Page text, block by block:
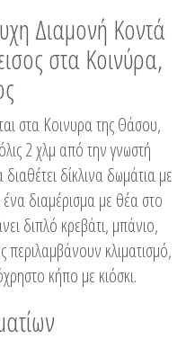
Διαμονή Κοντά
στα Κοινύρα,
στα Κοινυρα της Θάσου,
2 χλμ από την γνωστή
δίκλινα δωμάτια με
διαμέρισμα με θέα στο
διπλό κρεβάτι, μπάνιο,
περιλαμβάνουν κλιματισμό,
κήπο με κιόσκι.